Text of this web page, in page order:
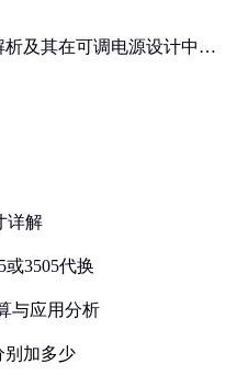
析及其在可调电源设计中的
详解
或3505代换
与应用分析
别加多少